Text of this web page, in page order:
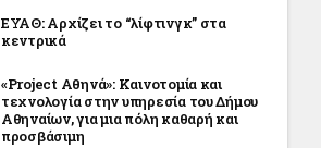
ΕΥΑΘ: Αρχίζει το “λίφτινγκ” στα
κεντρικά
«Project Αθηνά»: Καινοτομία και
τεχνολογία στην υπηρεσία του Δήμου
Αθηναίων, για μια πόλη καθαρή και
προσβάσιμη